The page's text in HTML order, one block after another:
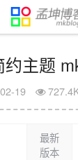
主题
19
最新
版本